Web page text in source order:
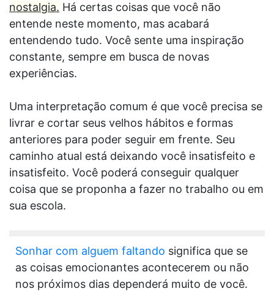
nostalgia. Há certas coisas que você não
entende neste momento, mas acabará
entendendo tudo. Você sente uma inspiração
constante, sempre em busca de novas
experiências.
Uma interpretação comum é que você precisa se
livrar e cortar seus velhos hábitos e formas
anteriores para poder seguir em frente. Seu
caminho atual está deixando você insatisfeito e
insatisfeito. Você poderá conseguir qualquer
coisa que se proponha a fazer no trabalho ou em
sua escola.
Sonhar com alguem faltando significa que se
as coisas emocionantes acontecerem ou não
nos próximos dias dependerá muito de você.